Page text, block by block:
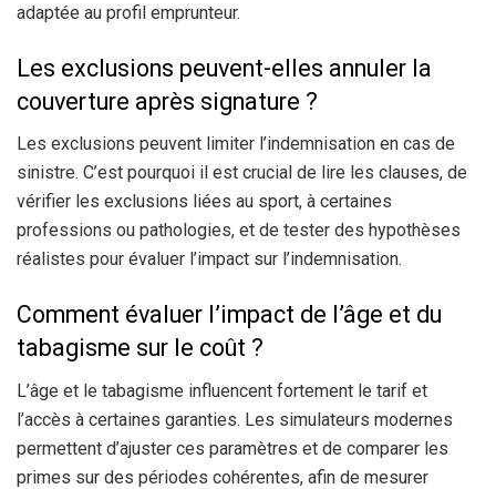
adaptée au profil emprunteur.
Les exclusions peuvent-elles annuler la
couverture après signature ?
Les exclusions peuvent limiter l’indemnisation en cas de
sinistre. C’est pourquoi il est crucial de lire les clauses, de
vérifier les exclusions liées au sport, à certaines
professions ou pathologies, et de tester des hypothèses
réalistes pour évaluer l’impact sur l’indemnisation.
Comment évaluer l’impact de l’âge et du
tabagisme sur le coût ?
L’âge et le tabagisme influencent fortement le tarif et
l’accès à certaines garanties. Les simulateurs modernes
permettent d’ajuster ces paramètres et de comparer les
primes sur des périodes cohérentes, afin de mesurer